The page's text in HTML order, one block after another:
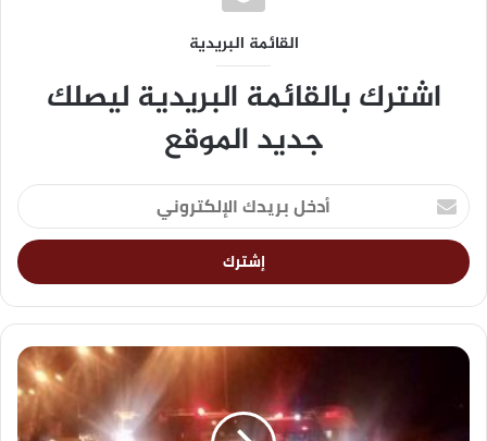
القائمة البريدية
اشترك بالقائمة البريدية ليصلك
جديد الموقع